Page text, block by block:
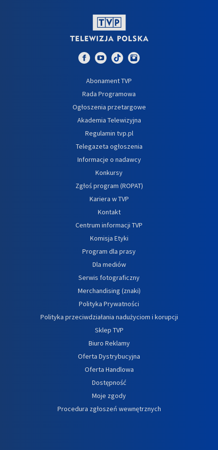
Abonament TVP
Rada Programowa
Ogłoszenia przetargowe
Akademia Telewizyjna
Regulamin tvp.pl
Telegazeta ogłoszenia
Informacje o nadawcy
Konkursy
Zgłoś program (ROPAT)
Kariera w TVP
Kontakt
Centrum informacji TVP
Komisja Etyki
Program dla prasy
Dla mediów
Serwis fotograficzny
Merchandising (znaki)
Polityka Prywatności
Polityka przeciwdziałania nadużyciom i korupcji
Sklep TVP
Biuro Reklamy
Oferta Dystrybucyjna
Oferta Handlowa
Dostępność
Moje zgody
Procedura zgłoszeń wewnętrznych